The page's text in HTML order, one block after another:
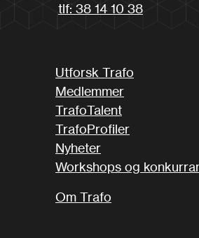
tlf: 38 14 10 38
Utforsk Trafo
Medlemmer
TrafoTalent
TrafoProfiler
Nyheter
Workshops og
Om Trafo